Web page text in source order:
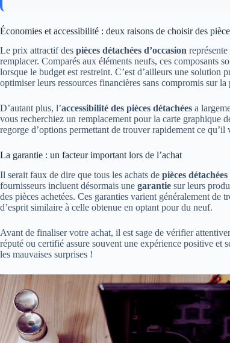
Économies et accessibilité : deux raisons de choisir des
Le prix attractif des pièces détachées d’occasion
remplacer. Comparés aux éléments neufs, ces composants
lorsque le budget est restreint. C’est d’ailleurs une
optimiser leurs ressources financières sans compromis sur
D’autant plus, l’accessibilité des pièces détachées a
vous recherchiez un remplacement pour la carte graphique
regorge d’options permettant de trouver rapidement ce
La garantie : un facteur important lors de l’achat
Il serait faux de dire que tous les achats de pièces détachées
fournisseurs incluent désormais une garantie sur leurs
des pièces achetées. Ces garanties varient généralement
d’esprit similaire à celle obtenue en optant pour du neuf.
Avant de finaliser votre achat, il est sage de vérifier
réputé ou certifié assure souvent une expérience positive et
les mauvaises surprises !